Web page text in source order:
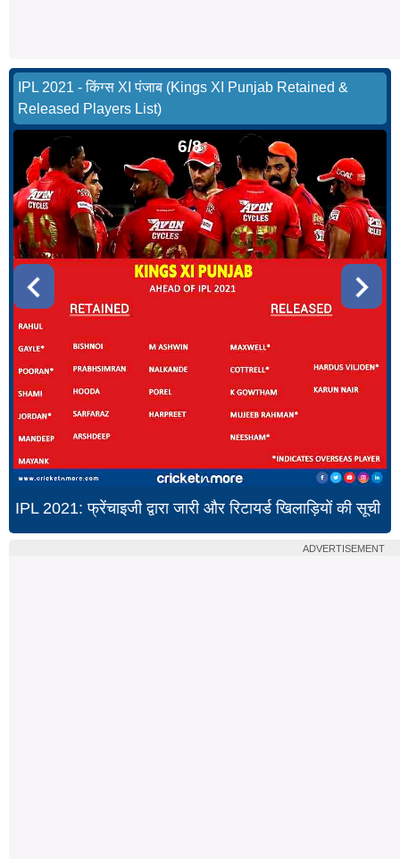
IPL 2021 - किंग्स XI पंजाब (Kings XI Punjab Retained &
Released Players List)
6/8
IPL 2021: फ्रेंचाइजी द्वारा जारी और रिटायर्ड खिलाड़ियों की सूची
ADVERTISEMENT